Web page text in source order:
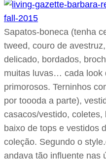
Sapatos-boneca (tenha
tweed, couro de
delicado, bordados,
muitas luvas… cada look
primorosos. Terninhos
por toooda a parte),
casacos/vestido,
baixo de tops e vestidos
coleção. Segundo o
andava tão influente nas